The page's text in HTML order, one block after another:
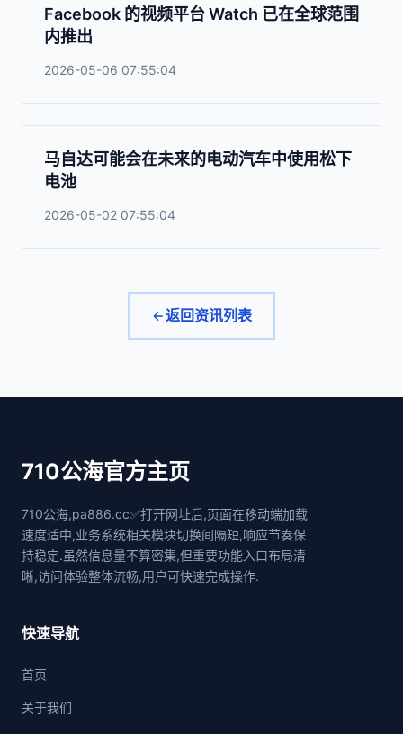
Facebook 的视频平台 Watch 已在全球范围
内推出
2026-05-06 07:55:04
马自达可能会在未来的电动汽车中使用松下
电池
2026-05-02 07:55:04
返回资讯列表
710公海官方主页
710公海,pa886.cc✅打开网址后,页面在移动端加载
速度适中,业务系统相关模块切换间隔短,响应节奏保
持稳定.虽然信息量不算密集,但重要功能入口布局清
晰,访问体验整体流畅,用户可快速完成操作.
快速导航
首页
关于我们